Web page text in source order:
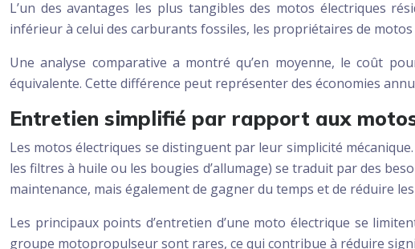
L’un des avantages les plus tangibles des motos électriques
inférieur à celui des carburants fossiles, les propriétaires de
Une analyse comparative a montré qu’en moyenne, le coût
équivalente. Cette différence peut représenter des économies
Entretien simplifié par rapport aux
Les motos électriques se distinguent par leur simplicité
les filtres à huile ou les bougies d’allumage) se traduit par des
maintenance, mais également de gagner du temps et de réduire
Les principaux points d’entretien d’une moto électrique se
groupe motopropulseur sont rares, ce qui contribue à réduire